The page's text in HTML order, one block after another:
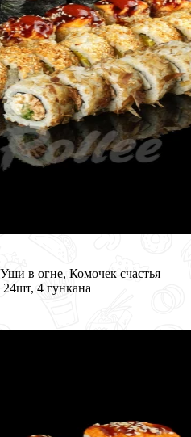
в огне, Комочек счастья
4 гункана